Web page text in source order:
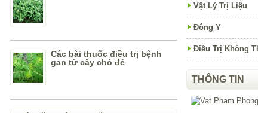
Các bài thuốc điều trị bệnh
gan từ cây chó đẻ
Vật Lý Trị Liệu
Đông Y
Điều Trị Không
THÔNG TIN